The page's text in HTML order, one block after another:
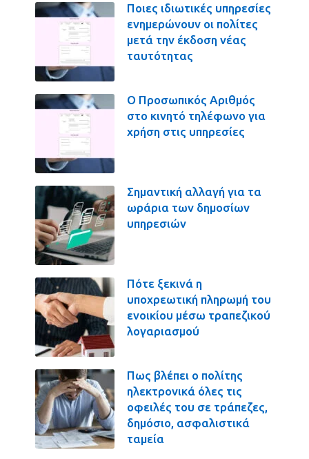
Ποιες ιδιωτικές υπηρεσίες
ενημερώνουν οι πολίτες
μετά την έκδοση νέας
ταυτότητας
Ο Προσωπικός Αριθμός
στο κινητό τηλέφωνο για
χρήση στις υπηρεσίες
Σημαντική αλλαγή για τα
ωράρια των δημοσίων
υπηρεσιών
Πότε ξεκινά η
υποχρεωτική πληρωμή του
ενοικίου μέσω τραπεζικού
λογαριασμού
Πως βλέπει ο πολίτης
ηλεκτρονικά όλες τις
οφειλές του σε τράπεζες,
δημόσιο, ασφαλιστικά
ταμεία